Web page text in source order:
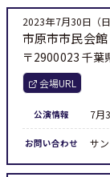
2023年7月30日（日
市原市市民会館
〒2900023 千葉
会場URL
公演情報 7月
お問い合わせ サ